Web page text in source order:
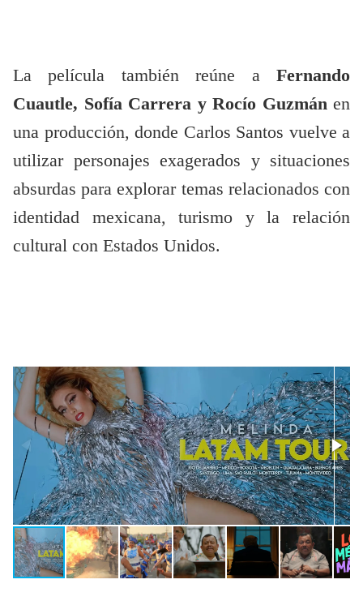
La película también reúne a Fernando
Cuautle, Sofía Carrera y Rocío Guzmánen
una producción, donde Carlos Santos vuelve a
utilizar personajes exagerados y situaciones
absurdas para explorar temas relacionados con
identidad mexicana, turismo y la relación
cultural con Estados Unidos.